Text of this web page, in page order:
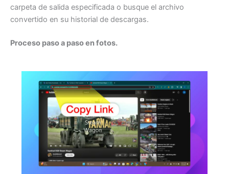
carpeta de salida especificada o busque el archivo
convertido en su historial de descargas.
Proceso paso a paso en fotos.